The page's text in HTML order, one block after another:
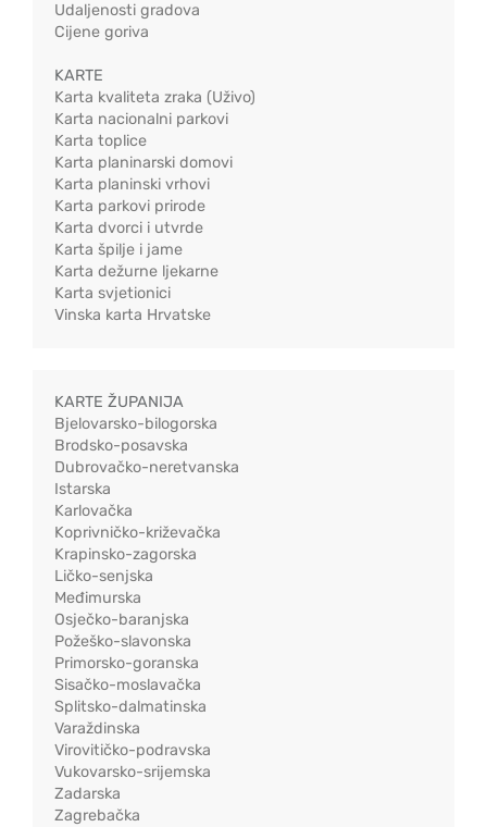
Udaljenosti gradova
Cijene goriva
KARTE
Karta kvaliteta zraka (Uživo)
Karta nacionalni parkovi
Karta toplice
Karta planinarski domovi
Karta planinski vrhovi
Karta parkovi prirode
Karta dvorci i utvrde
Karta špilje i jame
Karta dežurne ljekarne
Karta svjetionici
Vinska karta Hrvatske
KARTE ŽUPANIJA
Bjelovarsko-bilogorska
Brodsko-posavska
Dubrovačko-neretvanska
Istarska
Karlovačka
Koprivničko-križevačka
Krapinsko-zagorska
Ličko-senjska
Međimurska
Osječko-baranjska
Požeško-slavonska
Primorsko-goranska
Sisačko-moslavačka
Splitsko-dalmatinska
Varaždinska
Virovitičko-podravska
Vukovarsko-srijemska
Zadarska
Zagrebačka